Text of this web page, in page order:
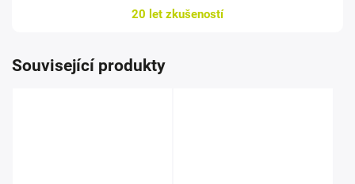
20 let zkušeností
Související produkty